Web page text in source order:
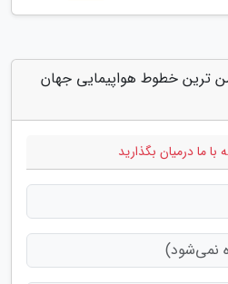
ترین خطوط هواپیمایی جهان
با ما درمیان بگذارید